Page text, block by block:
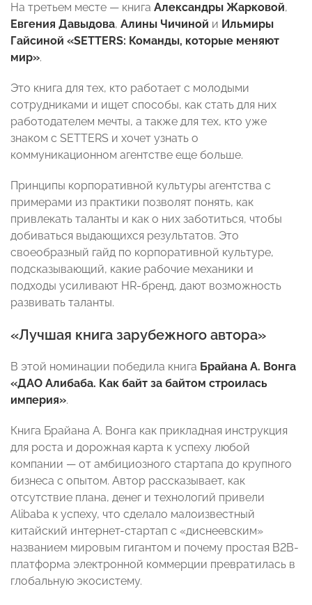
На третьем месте — книга Александры Жарковой,
Евгения Давыдова, Алины Чичиной и Ильмиры
Гайсиной «SETTERS: Команды, которые меняют
мир».
Это книга для тех, кто работает с молодыми
сотрудниками и ищет способы, как стать для них
работодателем мечты, а также для тех, кто уже
знаком с SETTERS и хочет узнать о
коммуникационном агентстве еще больше.
Принципы корпоративной культуры агентства с
примерами из практики позволят понять, как
привлекать таланты и как о них заботиться, чтобы
добиваться выдающихся результатов. Это
своеобразный гайд по корпоративной культуре,
подсказывающий, какие рабочие механики и
подходы усиливают HR-бренд, дают возможность
развивать таланты.
«Лучшая книга зарубежного автора»
В этой номинации победила книга Брайана А. Вонга
«ДАО Алибаба. Как байт за байтом строилась
империя».
Книга Брайана А. Вонга как прикладная инструкция
для роста и дорожная карта к успеху любой
компании — от амбициозного стартапа до крупного
бизнеса с опытом. Автор рассказывает, как
отсутствие плана, денег и технологий привели
Alibaba к успеху, что сделало малоизвестный
китайский интернет-стартап с «диснеевским»
названием мировым гигантом и почему простая B2B-
платформа электронной коммерции превратилась в
глобальную экосистему.